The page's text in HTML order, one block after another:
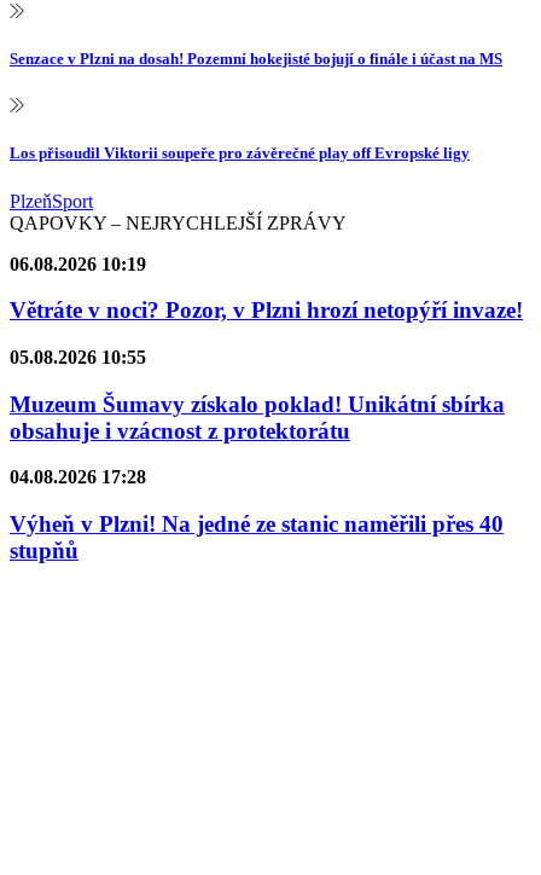
Senzace v Plzni na dosah! Pozemní hokejisté bojují o finále i účast na MS
Los přisoudil Viktorii soupeře pro závěrečné play off Evropské ligy
PlzeňSport
QAPOVKY – NEJRYCHLEJŠÍ ZPRÁVY
06.08.2026 10:19
Větráte v noci? Pozor, v Plzni hrozí netopýří invaze!
05.08.2026 10:55
Muzeum Šumavy získalo poklad! Unikátní sbírka
obsahuje i vzácnost z protektorátu
04.08.2026 17:28
Výheň v Plzni! Na jedné ze stanic naměřili přes 40
stupňů